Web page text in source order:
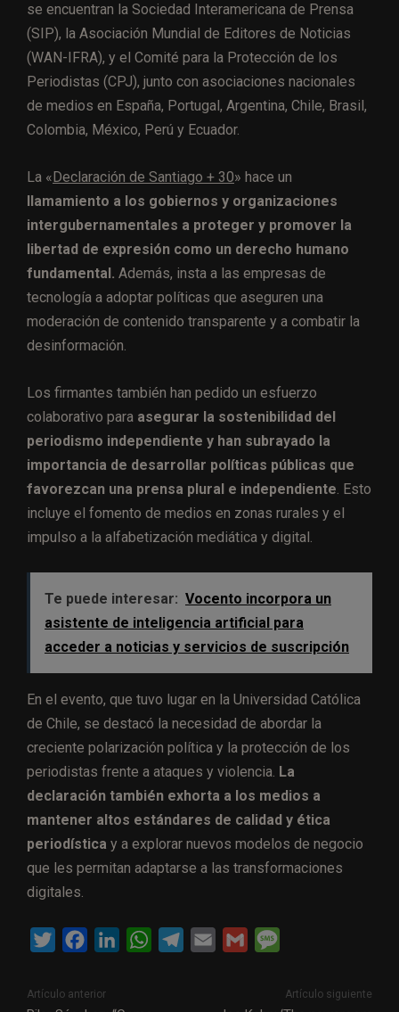
se encuentran la Sociedad Interamericana de Prensa
(SIP), la Asociación Mundial de Editores de Noticias
(WAN-IFRA), y el Comité para la Protección de los
Periodistas (CPJ), junto con asociaciones nacionales
de medios en España, Portugal, Argentina, Chile, Brasil,
Colombia, México, Perú y Ecuador.
La «Declaración de Santiago + 30» hace un
llamamiento a los gobiernos y organizaciones
intergubernamentales a proteger y promover la
libertad de expresión como un derecho humano
fundamental. Además, insta a las empresas de
tecnología a adoptar políticas que aseguren una
moderación de contenido transparente y a combatir la
desinformación.
Los firmantes también han pedido un esfuerzo
colaborativo para asegurar la sostenibilidad del
periodismo independiente y han subrayado la
importancia de desarrollar políticas públicas que
favorezcan una prensa plural e independiente. Esto
incluye el fomento de medios en zonas rurales y el
impulso a la alfabetización mediática y digital.
Te puede interesar: Vocento incorpora un
asistente de inteligencia artificial para
acceder a noticias y servicios de suscripción
En el evento, que tuvo lugar en la Universidad Católica
de Chile, se destacó la necesidad de abordar la
creciente polarización política y la protección de los
periodistas frente a ataques y violencia. La
declaración también exhorta a los medios a
mantener altos estándares de calidad y ética
periodística y a explorar nuevos modelos de negocio
que les permitan adaptarse a las transformaciones
digitales.
i
c
W
s
Artículo anterior Artículo siguiente